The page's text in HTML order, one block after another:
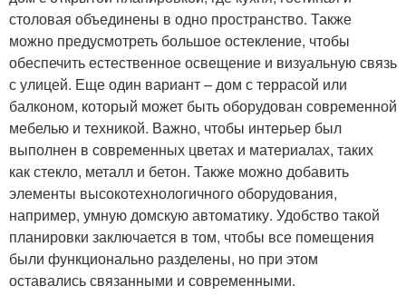
столовая объединены в одно пространство. Также
можно предусмотреть большое остекление, чтобы
обеспечить естественное освещение и визуальную связь
с улицей. Еще один вариант – дом с террасой или
балконом, который может быть оборудован современной
мебелью и техникой. Важно, чтобы интерьер был
выполнен в современных цветах и материалах, таких
как стекло, металл и бетон. Также можно добавить
элементы высокотехнологичного оборудования,
например, умную домскую автоматику. Удобство такой
планировки заключается в том, чтобы все помещения
были функционально разделены, но при этом
оставались связанными и современными.